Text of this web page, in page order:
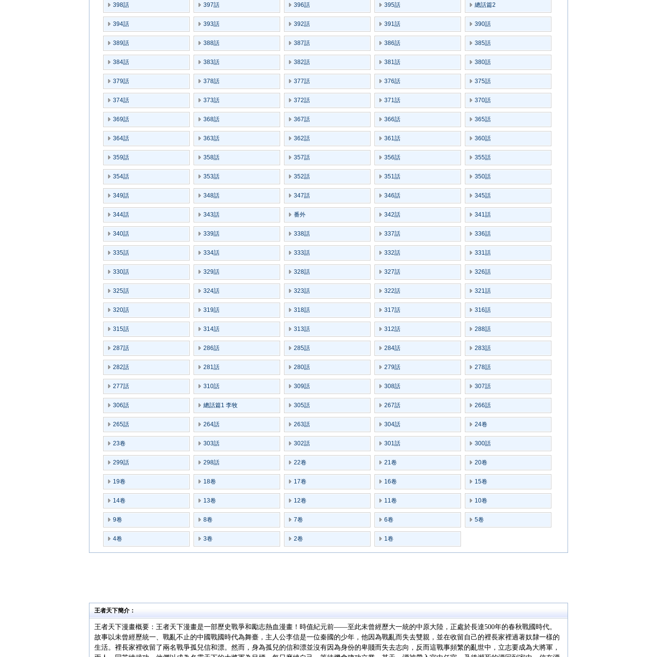
398話 397話 396話 395話 總話篇2
394話 393話 392話 391話 390話
389話 388話 387話 386話 385話
384話 383話 382話 381話 380話
379話 378話 377話 376話 375話
374話 373話 372話 371話 370話
369話 368話 367話 366話 365話
364話 363話 362話 361話 360話
359話 358話 357話 356話 355話
354話 353話 352話 351話 350話
349話 348話 347話 346話 345話
344話 343話 番外 342話 341話
340話 339話 338話 337話 336話
335話 334話 333話 332話 331話
330話 329話 328話 327話 326話
325話 324話 323話 322話 321話
320話 319話 318話 317話 316話
315話 314話 313話 312話 288話
287話 286話 285話 284話 283話
282話 281話 280話 279話 278話
277話 310話 309話 308話 307話
306話 總話篇1 李牧 305話 267話 266話
265話 264話 263話 304話 24卷
23卷 303話 302話 301話 300話
299話 298話 22卷 21卷 20卷
19卷 18卷 17卷 16卷 15卷
14卷 13卷 12卷 11卷 10卷
9卷 8卷 7卷 6卷 5卷
4卷 3卷 2卷 1卷
王者天下簡介：
王者天下漫畫概要：王者天下漫畫是一部歷史戰爭和勵志熱血漫畫！時值紀元前——至此未曾經歷大一統的中原大陸，正處於長達500年的春秋戰國時代。
故事以未曾經歷統一、戰亂不止的中國戰國時代為舞臺，主人公李信是一位秦國的少年，他因為戰亂而失去雙親，並在收留自己的裡長家裡過著奴隸一樣的
生活。裡長家裡收留了兩名戰爭孤兒信和漂。然而，身為孤兒的信和漂並沒有因為身份的卑賤而失去志向，反而這戰事頻繁的亂世中，立志要成為大將軍，